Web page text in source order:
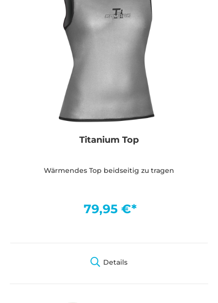
Titanium Top
Wärmendes Top beidseitig zu tragen
79,95 €*
Details